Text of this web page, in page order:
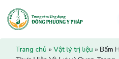
Trang chủ » Vật lý trị liệu » Bấm